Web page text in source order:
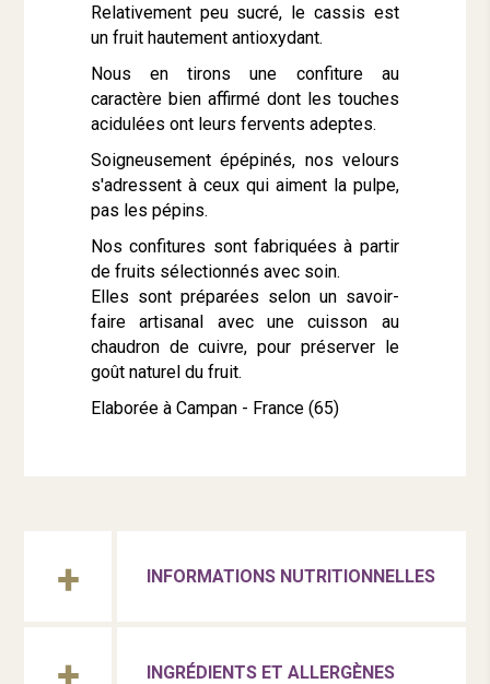
Relativement peu sucré, le cassis est
un fruit hautement antioxydant.
Nous en tirons une confiture au
caractère bien affirmé dont les touches
acidulées ont leurs fervents adeptes.
Soigneusement épépinés, nos velours
s'adressent à ceux qui aiment la pulpe,
pas les pépins.
Nos confitures sont fabriquées à partir
de fruits sélectionnés avec soin.
Elles sont préparées selon un savoir-
faire artisanal avec une cuisson au
chaudron de cuivre, pour préserver le
goût naturel du fruit.
Elaborée à Campan - France (65)
INFORMATIONS NUTRITIONNELLES
INGRÉDIENTS ET ALLERGÈNES